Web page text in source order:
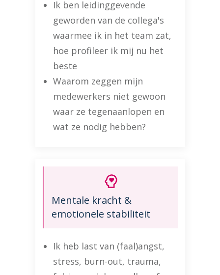
Ik ben leidinggevende
geworden van de collega's
waarmee ik in het team zat,
hoe profileer ik mij nu het
beste
Waarom zeggen mijn
medewerkers niet gewoon
waar ze tegenaanlopen en
wat ze nodig hebben?
Mentale kracht &
emotionele stabiliteit
Ik heb last van (faal)angst,
stress, burn-out, trauma,